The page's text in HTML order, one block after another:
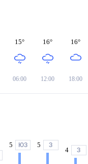
15°
06:00
16°
12:00
16°
18:00
5 ЮЗ 5 З
4 З